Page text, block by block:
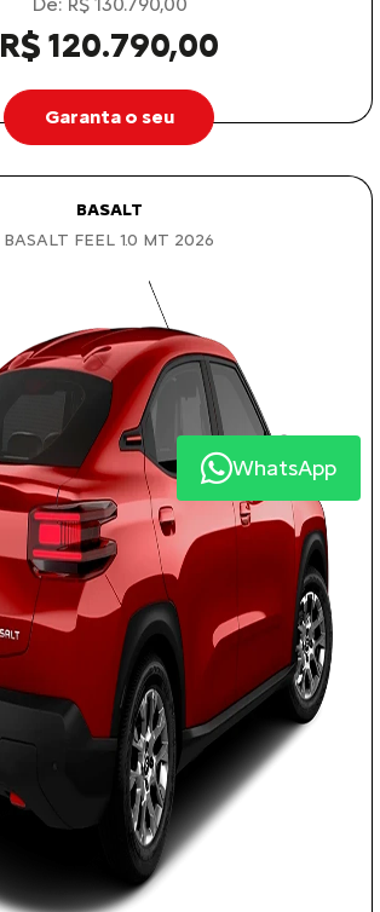
R$ 120.790,00
Garanta o seu
BASALT
BASALT FEEL 1.0 MT 2026
WhatsApp